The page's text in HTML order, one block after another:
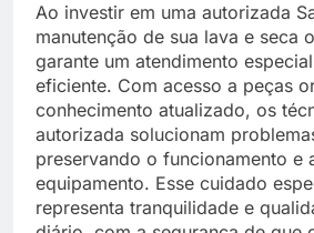
Ao investir em uma autorizada
manutenção de sua lava e seca
garante um atendimento
eficiente. Com acesso a peças
conhecimento atualizado, os
autorizada solucionam
preservando o funcionamento e
equipamento. Esse cuidado
representa tranquilidade e